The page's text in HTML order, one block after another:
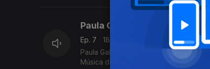
Paula Galiana (violinista/
Ep. 7
18 fev. 2026
Paula Galiana, violinista, aluna finalista nas licenciaturas em
Música de Lisboa.